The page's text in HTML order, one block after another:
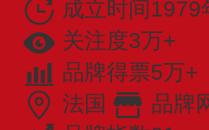
成立时间1979
关注度3万+
品牌得票5万+
法国
品牌